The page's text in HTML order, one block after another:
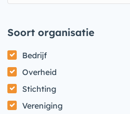
Soort organisatie
Bedrijf
Overheid
Stichting
Vereniging